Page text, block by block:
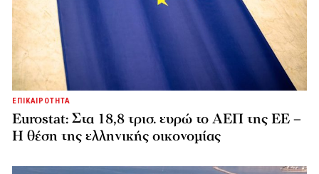
ΕΠΙΚΑΙΡΟΤΗΤΑ
Eurostat: Στα 18,8 τρισ. ευρώ το ΑΕΠ της ΕΕ –
Η θέση της ελληνικής οικονομίας